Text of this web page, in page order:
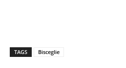
TAGS Bisceglie